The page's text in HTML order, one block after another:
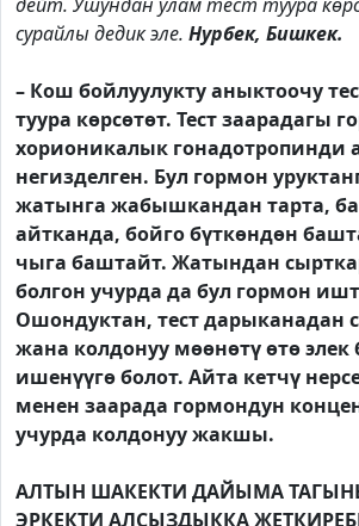
сурайлы дедик эле. Нурбек, Бишкек.
– Кош бойлуулукту аныктоочу
туура көрсөтөт. Тест заарадагы
хорионикалык гонадотропинди
негизделген. Бул гормон
жатынга жабышкандан тарта,
айтканда, бойго бүткөндөн
чыга баштайт. Жатындан
болгон учурда да бул гормон
Ошондуктан, тест дарыканадан
жана колдонуу мөөнөтү өтө элек
ишенүүгө болот. Айта кетчү
менен заарада гормондун
учурда колдонуу жакшы.
АЛТЫН ШАКЕКТИ ДАЙЫМА
ЭРКЕКТИ АЛСЫЗДЫККА